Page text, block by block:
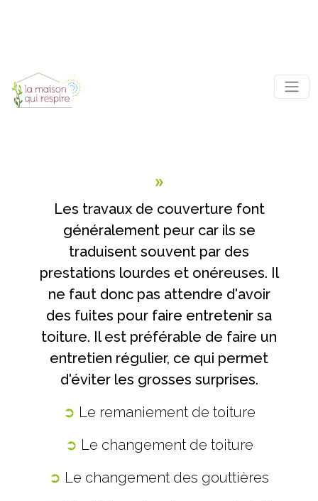
TRAVAUX DE COUVERTURE
»
Les travaux de couverture font
généralement peur car ils se
traduisent souvent par des
prestations lourdes et onéreuses. Il
ne faut donc pas attendre d'avoir
des fuites pour faire entretenir sa
toiture. Il est préférable de faire un
entretien régulier, ce qui permet
d'éviter les grosses surprises.
➲ Le remaniement de toiture
➲ Le changement de toiture
➲ Le changement des gouttières